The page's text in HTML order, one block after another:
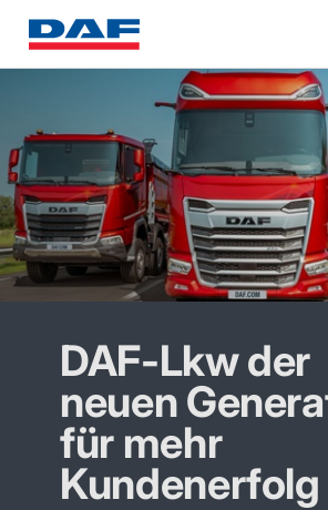
DAF-Lkw der
neuen
für mehr
Kundenerfolg